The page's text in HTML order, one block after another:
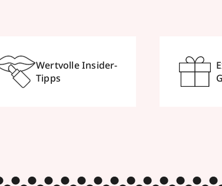
Wertvolle Insider-
Tipps